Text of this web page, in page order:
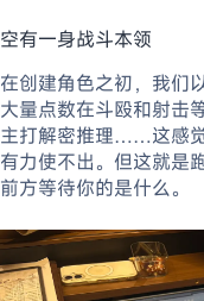
空有一身战斗本领
在创建角色之初，我们
大量点数在斗殴和射击
主打解密推理……这感觉
有力使不出。但这就是
前方等待你的是什么。